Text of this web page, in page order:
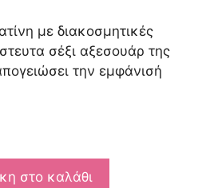
€.
με διακοσμητικές
σέξι αξεσουάρ της
την εμφάνισή
στο καλάθι